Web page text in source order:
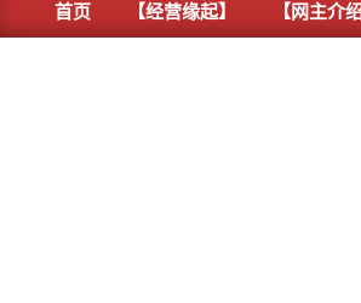
Primary
首页 【经营缘起】 【网主介绍